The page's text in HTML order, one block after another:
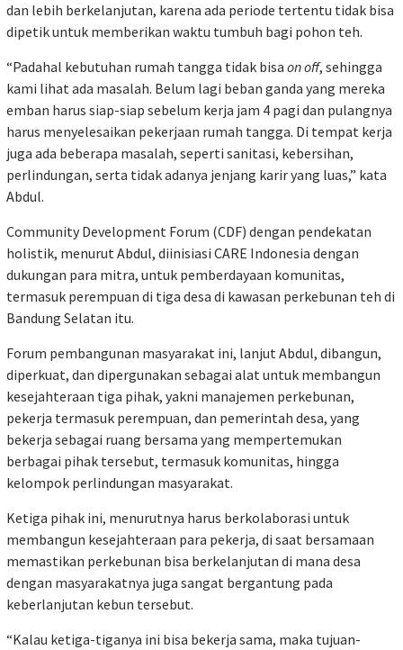
dan lebih berkelanjutan, karena ada periode tertentu tidak bisa
dipetik untuk memberikan waktu tumbuh bagi pohon teh.
“Padahal kebutuhan rumah tangga tidak bisa on off, sehingga
kami lihat ada masalah. Belum lagi beban ganda yang mereka
emban harus siap-siap sebelum kerja jam 4 pagi dan pulangnya
harus menyelesaikan pekerjaan rumah tangga. Di tempat kerja
juga ada beberapa masalah, seperti sanitasi, kebersihan,
perlindungan, serta tidak adanya jenjang karir yang luas,” kata
Abdul.
Community Development Forum (CDF) dengan pendekatan
holistik, menurut Abdul, diinisiasi CARE Indonesia dengan
dukungan para mitra, untuk pemberdayaan komunitas,
termasuk perempuan di tiga desa di kawasan perkebunan teh di
Bandung Selatan itu.
Forum pembangunan masyarakat ini, lanjut Abdul, dibangun,
diperkuat, dan dipergunakan sebagai alat untuk membangun
kesejahteraan tiga pihak, yakni manajemen perkebunan,
pekerja termasuk perempuan, dan pemerintah desa, yang
bekerja sebagai ruang bersama yang mempertemukan
berbagai pihak tersebut, termasuk komunitas, hingga
kelompok perlindungan masyarakat.
Ketiga pihak ini, menurutnya harus berkolaborasi untuk
membangun kesejahteraan para pekerja, di saat bersamaan
memastikan perkebunan bisa berkelanjutan di mana desa
dengan masyarakatnya juga sangat bergantung pada
keberlanjutan kebun tersebut.
“Kalau ketiga-tiganya ini bisa bekerja sama, maka tujuan-